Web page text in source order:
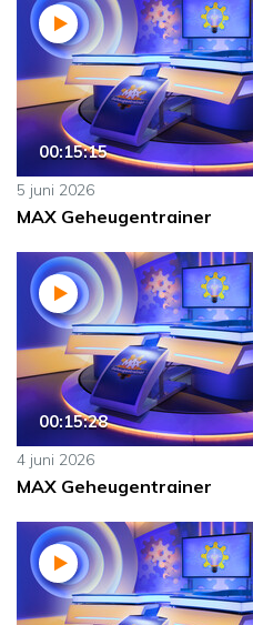
00:15:15
5 juni 2026
MAX Geheugentrainer
00:15:28
4 juni 2026
MAX Geheugentrainer